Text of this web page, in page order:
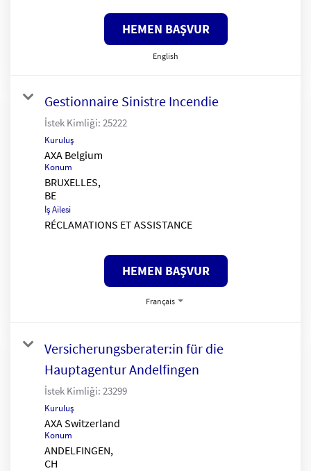
HEMEN BAŞVUR
English
Gestionnaire Sinistre Incendie
İstek Kimliği: 25222
Kuruluş
AXA Belgium
Konum
BRUXELLES,
İş Ailesi
RÉCLAMATIONS ET ASSISTANCE
HEMEN BAŞVUR
Français
Versicherungsberater:in für die
Hauptagentur Andelfingen
İstek Kimliği: 23299
Kuruluş
AXA Switzerland
Konum
ANDELFINGEN,